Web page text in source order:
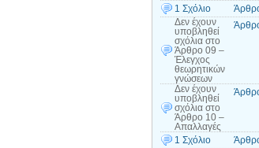
1 Σχόλιο
Δεν έχουν
υποβληθεί
σχόλια στο
Άρθρο 09 –
Έλεγχος
θεωρητικών
γνώσεων
Δεν έχουν
υποβληθεί
σχόλια στο
Άρθρο 10 –
Απαλλαγές
1 Σχόλιο